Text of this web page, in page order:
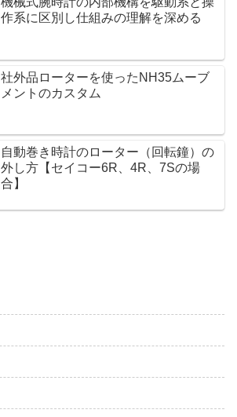
作系に区別し仕組みの理解を深める
社外品ローターを使ったNH35ムーブ
メントのカスタム
自動巻き時計のローター（回転鐘）の
外し方【セイコー6R、4R、7Sの場
合】